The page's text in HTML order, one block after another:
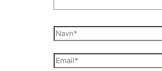
Navn*
Email*